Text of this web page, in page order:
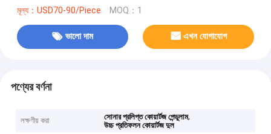
মূল্য：USD70-90/Piece MOQ：1
ভালো দাম এখন যোগাযোগ
পণ্যের বর্ণনা
লক্ষণীয় করা সোনার প্রলিপ্ত কোয়ার্টজ পেন্ডুলাম,
উচ্চ প্রতিফলন কোয়ার্টজ দুল